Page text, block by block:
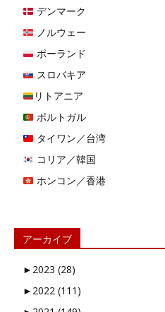
デンマーク
ノルウェー
ポーランド
スロバキア
リトアニア
ポルトガル
タイワン／台湾
コリア／韓国
ホンコン／香港
アーカイブ
► 2023 (28)
► 2022 (111)